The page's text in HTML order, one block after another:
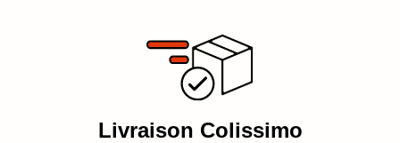
Livraison Colissimo